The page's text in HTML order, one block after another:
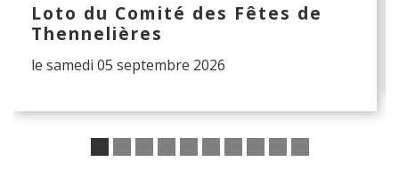
Loto du Comité des Fêtes de
Thennelières
le samedi 05 septembre 2026